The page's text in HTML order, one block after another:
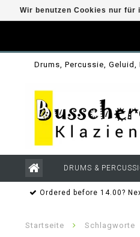
Drums, Percussie,
DRUMS &
Ordered before 14.00?
Startseite Schlagworte
Wir benutzen Cookies nur für